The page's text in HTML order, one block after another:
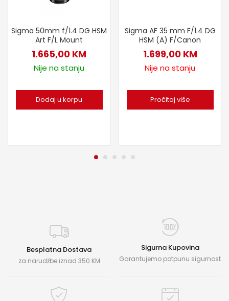
Sigma 50mm f/1.4 DG HSM
Art F/L Mount
1.665,00 KM
Nije na stanju
Dodaj u korpu
Sigma AF 35 mm F/1.4 DG
HSM (A) F/Canon
1.699,00 KM
Nije na stanju
Pročitaj više
Besplatna Dostava
za narudžbe iznad 350 KM
Sigurna Kupovina
Garantujemo potpunu sigurnost